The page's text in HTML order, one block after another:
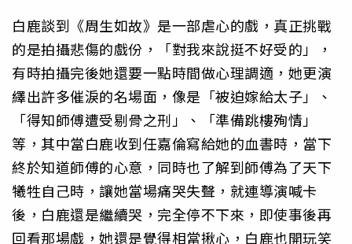
白鹿談到《周生如故》是一部虐心的戲，真正挑戰
的是拍攝悲傷的戲份，「對我來說挺不好受的」，
有時拍攝完後她還要一點時間做心理調適，她更演
繹出許多催淚的名場面，像是「被迫嫁給太子」、
「得知師傅遭受剔骨之刑」、「準備跳樓殉情」
等，其中當白鹿收到任嘉倫寫給她的血書時，當下
終於知道師傅的心意，同時也了解到師傅為了天下
犧牲自己時，讓她當場痛哭失聲，就連導演喊卡
後，白鹿還是繼續哭，完全停不下來，即使事後再
回看那場戲，她還是覺得相當揪心，白鹿也開玩笑